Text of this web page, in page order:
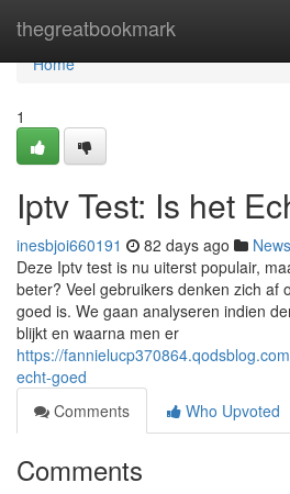
thegreatbookmark
Home
Home
1
Iptv Test: Is het
inesbjoi660191 82 days ago News
Deze Iptv test is nu uiterst populair,
beter? Veel gebruikers denken zich af
goed is. We gaan analyseren indien
blijkt en waarna men er
https://
echt-goed
Comments
Who Upvoted
Comments